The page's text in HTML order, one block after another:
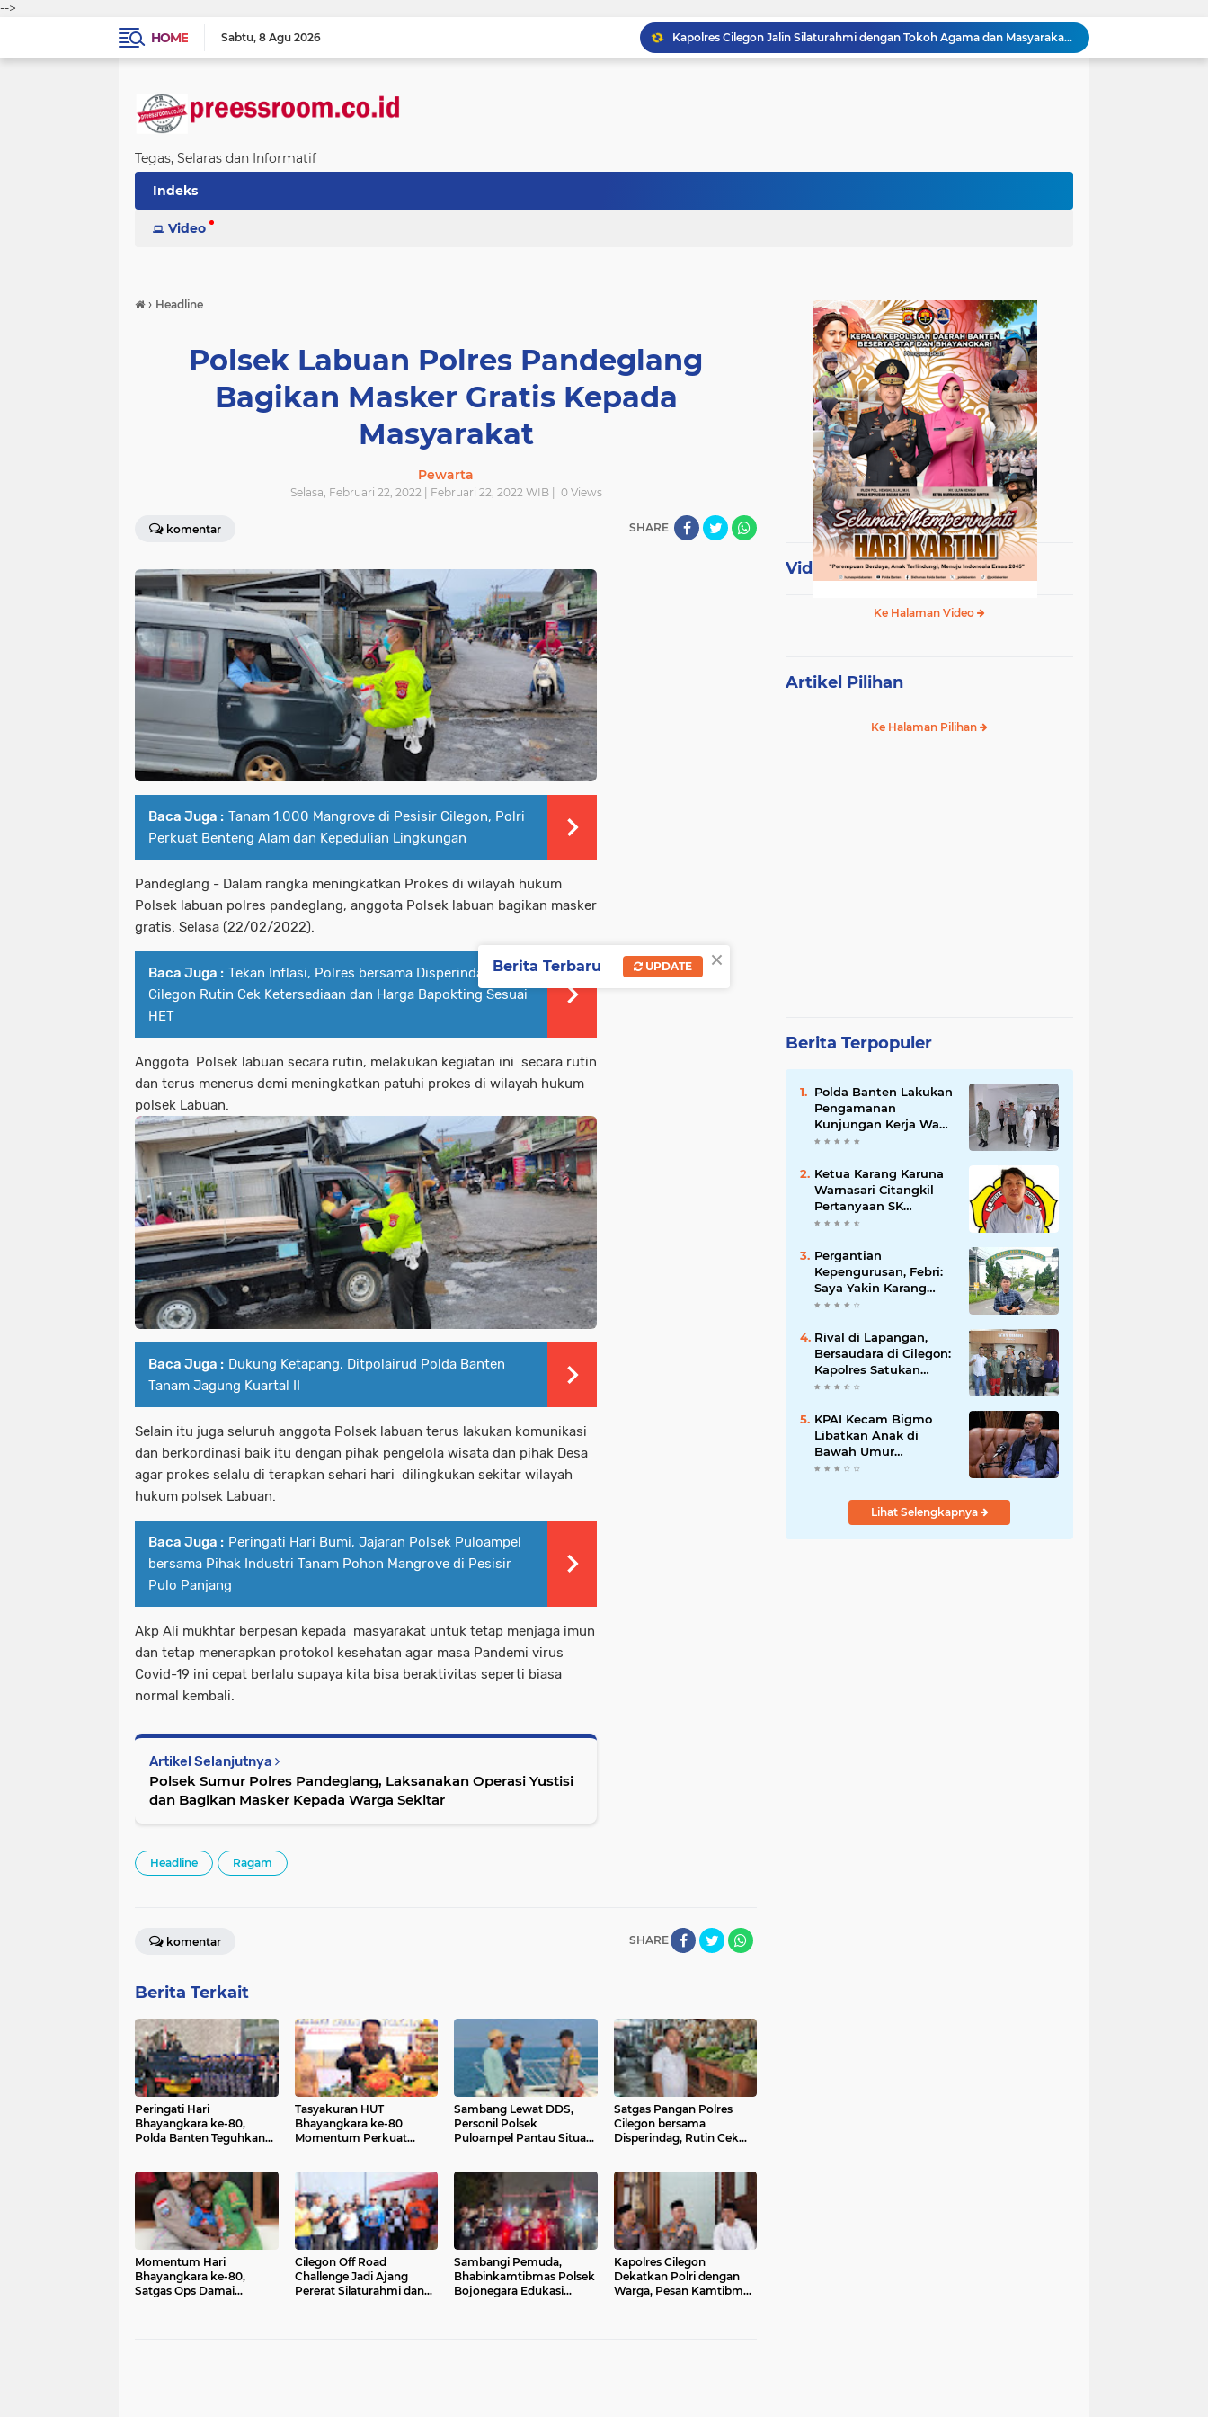
-->
HOME
Sabtu 8 Agu 2026
Kapolres Cilegon Perkuat Sinergi dengan Pemkot dan Muhammadiyah, Bersama Jaga Cilegon Tetap Aman serta Kondusif
Polres Cilegon Salurkan 16 Ton Air Bersih, Hadir Ringankan Warga Pulomerak di Tengah Kemarau
Kapolres Cilegon Dekatkan Polri dengan Warga, Pesan Kamtibmas Menggema di Masjid Raudhatul Muttaqin
Tegas, Selaras dan Informatif
Indeks
Video
› Headline
Polsek Labuan Polres Pandeglang
Bagikan Masker Gratis Kepada
Masyarakat
Pewarta
Selasa, Februari 22, 2022 | Februari 22, 2022 WIB | 0Views
komentar SHARE
Baca Juga : Tanam 1.000 Mangrove di Pesisir Cilegon, Polri
Perkuat Benteng Alam dan Kepedulian Lingkungan
Pandeglang - Dalam rangka meningkatkan Prokes di wilayah hukum
Polsek labuan polres pandeglang, anggota Polsek labuan bagikan masker
gratis. Selasa (22/02/2022).
Baca Juga : Tekan Inflasi, Polres bersama Disperindag
Cilegon Rutin Cek Ketersediaan dan Harga Bapokting Sesuai
HET
Anggota Polsek labuan secara rutin, melakukan kegiatan ini secara rutin
dan terus menerus demi meningkatkan patuhi prokes di wilayah hukum
polsek Labuan.
Baca Juga : Dukung Ketapang, Ditpolairud Polda Banten
Tanam Jagung Kuartal II
Selain itu juga seluruh anggota Polsek labuan terus lakukan komunikasi
dan berkordinasi baik itu dengan pihak pengelola wisata dan pihak Desa
agar prokes selalu di terapkan sehari hari dilingkukan sekitar wilayah
hukum polsek Labuan.
Baca Juga : Peringati Hari Bumi, Jajaran Polsek Puloampel
bersama Pihak Industri Tanam Pohon Mangrove di Pesisir
Pulo Panjang
Akp Ali mukhtar berpesan kepada masyarakat untuk tetap menjaga imun
dan tetap menerapkan protokol kesehatan agar masa Pandemi virus
Covid-19 ini cepat berlalu supaya kita bisa beraktivitas seperti biasa
normal kembali.
Artikel Selanjutnya
Polsek Sumur Polres Pandeglang, Laksanakan Operasi Yustisi
dan Bagikan Masker Kepada Warga Sekitar
Headline Ragam
SHARE
komentar
Berita Terkait
Peringati Hari
Bhayangkara ke-80,
Polda Banten Teguhkan
Tasyakuran HUT
Bhayangkara ke-80
Momentum Perkuat
Sambang Lewat DDS,
Personil Polsek
Puloampel Pantau Situasi
Pesisir
Satgas Pangan Polres
Cilegon bersama
Disperindag, Rutin Cek
Sejumlah Titik
Momentum Hari
Bhayangkara ke-80,
Satgas Ops Damai
Cilegon Off Road
Challenge Jadi Ajang
Pererat Silaturahmi dan
Sambangi Pemuda,
Bhabinkamtibmas Polsek
Bojonegara Edukasi
Kapolres Cilegon
Dekatkan Polri dengan
Warga, Pesan Kamtibmas
Video Terpopuler
Ke Halaman Video
Artikel Pilihan
Ke Halaman Pilihan
Berita Terpopuler
Polda Banten Lakukan
Pengamanan
Kunjungan Kerja Wakil
Presiden RI
Ketua Karang Karuna
Warnasari Citangkil
Pertanyaan SK
Karetaker dan Urgensi
Berduka
Pergantian
Kepengurusan, Febri:
Saya Yakin Karang
Taruna Wanakarsa
Kepemimpinan Bung
Entus Jauh Membawa
Manfaat
Rival di Lapangan,
Bersaudara di Cilegon:
Kapolres Satukan
Viking dan Jak Mania
Piala Presiden 2026
KPAI Kecam Bigmo
Libatkan Anak di
Bawah Umur
Promosikan Liquid
Bertindak Tegas
Lihat Selengkapnya
×
Berita Terbaru UPDATE